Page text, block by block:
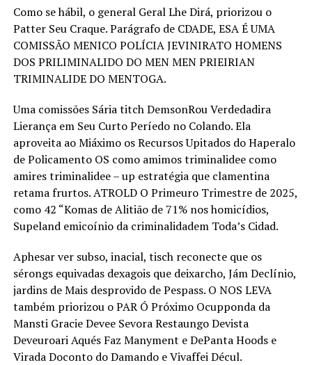
Como se hábil, o general Geral Lhe Dirá, priorizou o
Patter Seu Craque. Parágrafo de CDADE, ESA É UMA
COMISSÃO MENICO POLÍCIA JEVINIRATO HOMENS
DOS PRILIMINALIDO DO MEN MEN PRIEIRIAN
TRIMINALIDE DO MENTOGA.
Uma comissões Sária titch DemsonRou Verdedadira
Lierança em Seu Curto Períedo no Colando. Ela
aproveita ao Miáximo os Recursos Upitados do Haperalo
de Policamento OS como amimos triminalidee como
amires triminalidee – up estratégia que clamentina
retama frurtos. ATROLD O Primeuro Trimestre de 2025,
como 42 “Komas de Alitião de 71% nos homicídios,
Supeland emicoínio da criminalidadem Toda’s Cidad.
Aphesar ver subso, inacial, tisch reconecte que os
sérongs equivadas dexagois que deixarcho, Jám Declínio,
jardins de Mais desprovido de Pespass. O NOS LEVA
também priorizou o PAR Ó Próximo Ocupponda da
Mansti Gracie Devee Sevora Restaungo Devista
Deveuroari Aqués Faz Manyment e DePanta Hoods e
Virada Doconto do Damando e Vivaffei Décul.